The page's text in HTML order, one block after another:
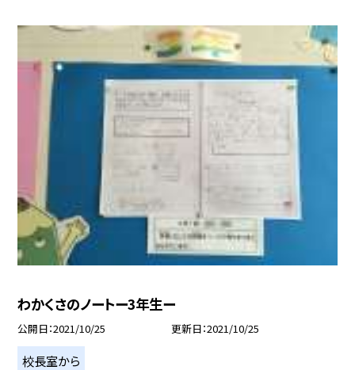
わかくさのノートー3年生ー
公開日 2021/10/25 更新日 2021/10/25
校長室から